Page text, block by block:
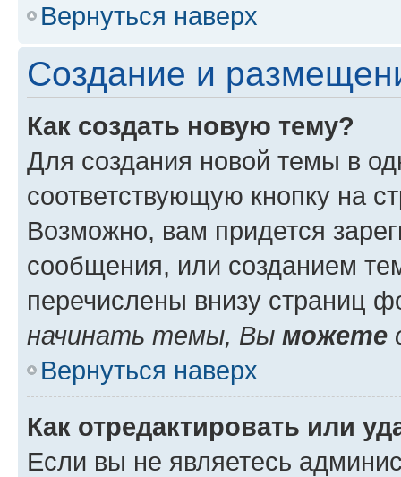
Вернуться наверх
Создание и
Как создать новую тему?
Для создания новой темы в
соответствующую кнопку на
Возможно, вам придется
сообщения, или созданием
перечислены внизу страниц
начинать темы, Вы можете
Вернуться наверх
Как отредактировать или
Если вы не являетесь